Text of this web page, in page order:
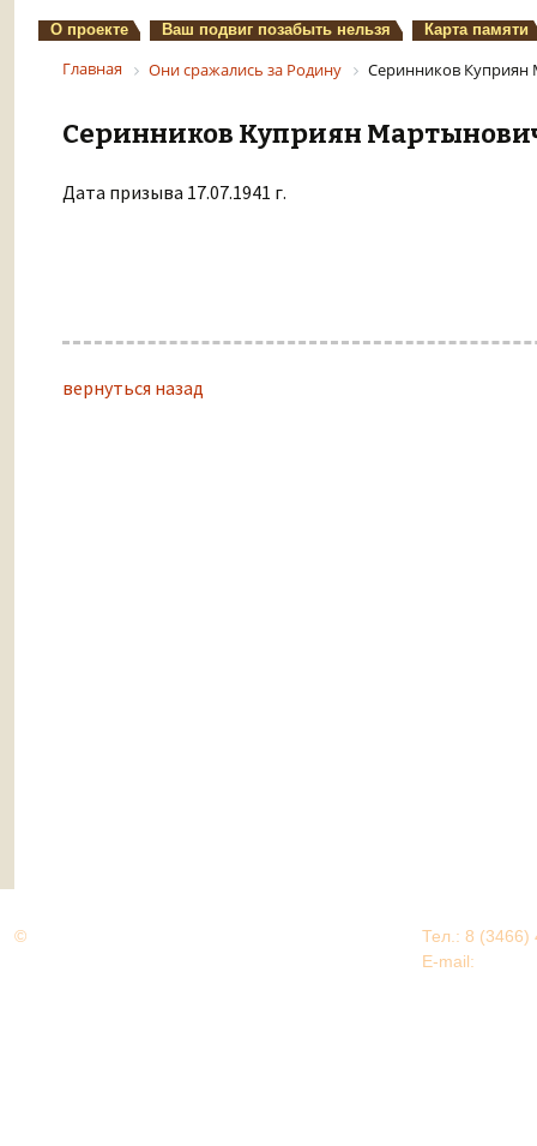
О проекте Ваш подвиг позабыть нельзя Карта памяти
Главная Они сражались за Родину Серинников
Серинников Куприян
Дата призыва 17.07.1941 г.
вернуться назад
©
Тел.: 8 (3466)
E-mail: